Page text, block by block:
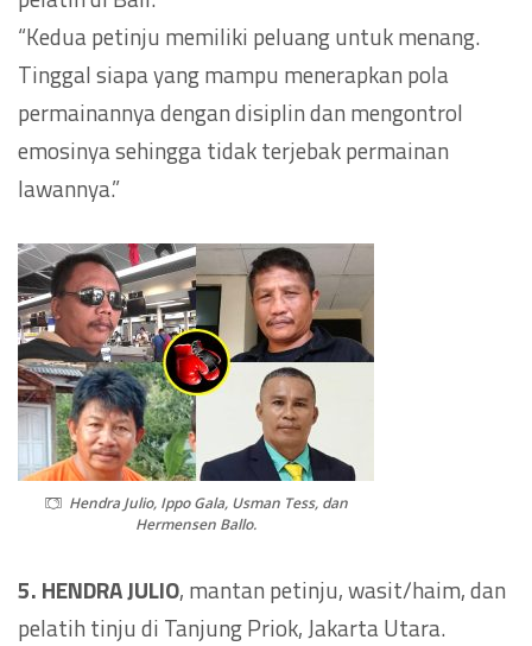
“Kedua petinju memiliki peluang untuk menang.
Tinggal siapa yang mampu menerapkan pola
permainannya dengan disiplin dan mengontrol
emosinya sehingga tidak terjebak permainan
lawannya.”
Hendra Julio, Ippo Gala, Usman Tess, dan
Hermensen Ballo.
5. HENDRA JULIO, mantan petinju, wasit/haim, dan
pelatih tinju di Tanjung Priok, Jakarta Utara.